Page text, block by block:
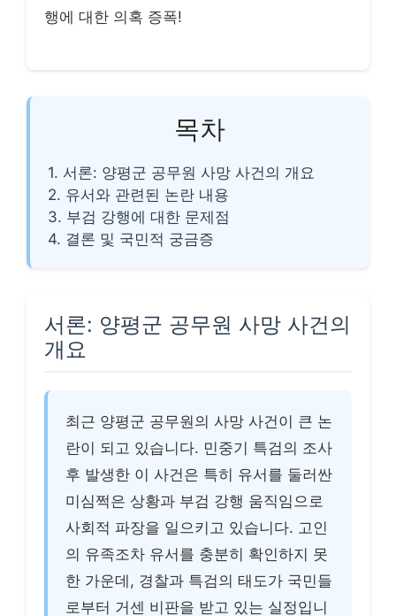
행에 대한 의혹 증폭!
목차
1. 서론: 양평군 공무원 사망 사건의 개요
2. 유서와 관련된 논란 내용
3. 부검 강행에 대한 문제점
4. 결론 및 국민적 궁금증
서론: 양평군 공무원 사망 사건의
개요
최근 양평군 공무원의 사망 사건이 큰 논
란이 되고 있습니다. 민중기 특검의 조사
후 발생한 이 사건은 특히 유서를 둘러싼
미심쩍은 상황과 부검 강행 움직임으로
사회적 파장을 일으키고 있습니다. 고인
의 유족조차 유서를 충분히 확인하지 못
한 가운데, 경찰과 특검의 태도가 국민들
로부터 거센 비판을 받고 있는 실정입니